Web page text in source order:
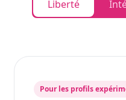
Liberté
Pour les profils